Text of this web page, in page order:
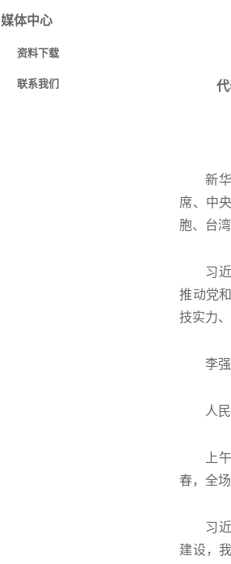
媒体中心
资料下载
联系我们
新
席、中
胞、台
习
推动党
技实力
李
人
上
春，全
习
建设，